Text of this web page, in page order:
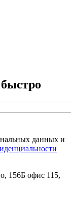
данных и
156Б офис 115,